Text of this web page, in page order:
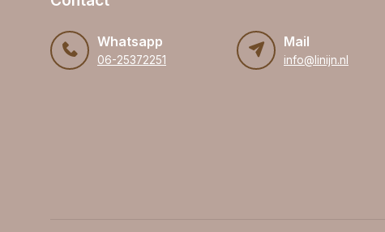
Whatsapp
06-25372251
Mail
info@linijn.nl